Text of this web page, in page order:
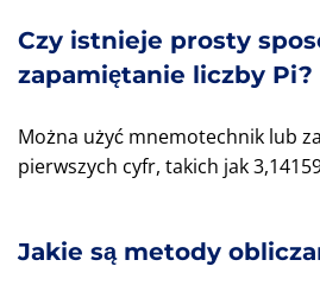
Czy istnieje prosty
zapamiętanie liczby Pi?
Można użyć mnemotechnik lub
pierwszych cyfr, takich jak
Jakie są metody